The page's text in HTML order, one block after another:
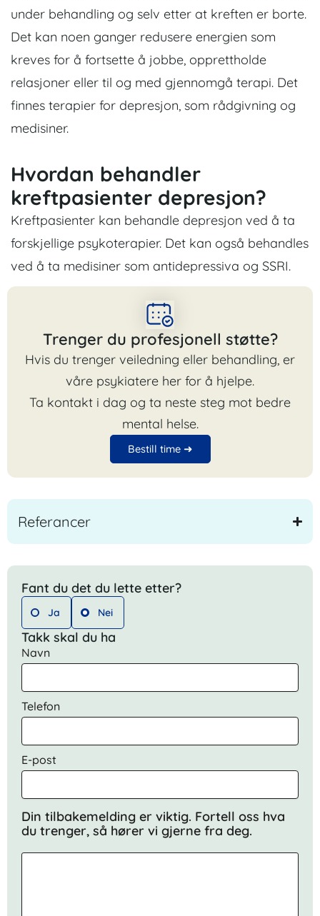
under behandling og selv etter at kreften er borte.
Det kan noen ganger redusere energien som
kreves for å fortsette å jobbe, opprettholde
relasjoner eller til og med gjennomgå terapi. Det
finnes terapier for depresjon, som rådgivning og
medisiner.
Hvordan behandler
kreftpasienter depresjon?
Kreftpasienter kan behandle depresjon ved å ta
forskjellige psykoterapier. Det kan også behandles
ved å ta medisiner som antidepressiva og SSRI.
Trenger du profesjonell støtte?
Hvis du trenger veiledning eller behandling, er
våre psykiatere her for å hjelpe.
Ta kontakt i dag og ta neste steg mot bedre
mental helse.
Bestill time ➜
Referancer
Fant du det du lette etter?
Ja Nei
Takk skal du ha
Navn
Telefon
E-post
Din tilbakemelding er viktig. Fortell oss hva
du trenger, så hører vi gjerne fra deg.